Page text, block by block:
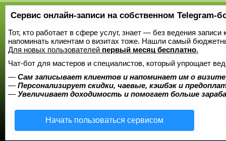
Сервис онлайн-записи на собственном Telegram-
Тот, кто работает в сфере услуг, знает — без ведения
напоминать клиентам о визитах тоже. Нашли самый
Для новых пользователей первый месяц бесплатно.
Чат-бот для мастеров и специалистов, который упрощает
— Сам записывает клиентов и напоминает им о
— Персонализирует скидки, чаевые, кэшбэк и
— Увеличивает доходимость и помогает больше
Начать пользоваться сервисом